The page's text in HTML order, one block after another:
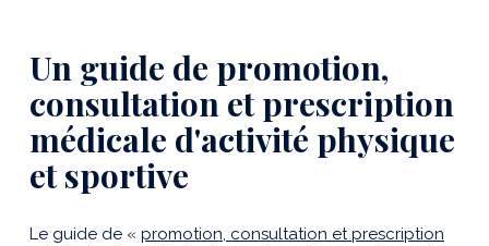
Un guide de promotion,
consultation et prescription
médicale d'activité physique
et sportive
Le guide de « promotion, consultation et prescription